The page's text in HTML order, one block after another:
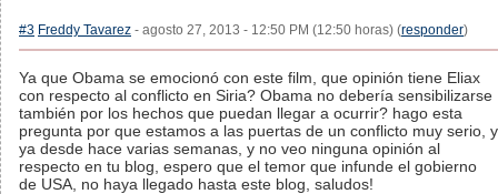
#3 Freddy Tavarez - agosto 27, 2013 - 12:50 PM (12:50 horas) (responder)
Ya que Obama se emocionó con este film, que opinión tiene Eliax
con respecto al conflicto en Siria? Obama no debería sensibilizarse
también por los hechos que puedan llegar a ocurrir? hago esta
pregunta por que estamos a las puertas de un conflicto muy serio, y
ya desde hace varias semanas, y no veo ninguna opinión al
respecto en tu blog, espero que el temor que infunde el gobierno
de USA, no haya llegado hasta este blog, saludos!